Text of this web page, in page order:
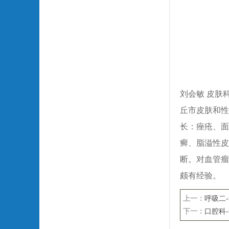
刘会敏 皮肤
丘市皮肤和
长：痤疮、
癣、脂溢性
断。对血管
颇有经验。
上一： 呼吸二
下一： 口腔科